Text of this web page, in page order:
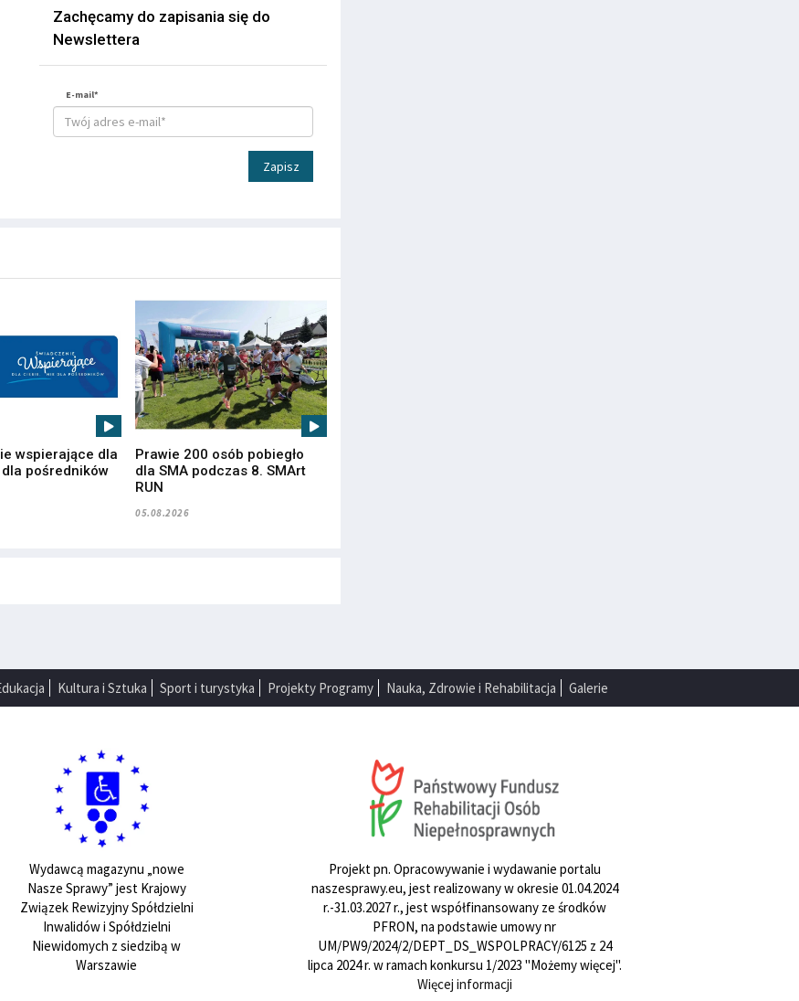
Zachęcamy do zapisania się do
Newslettera
E-mail*
Zapisz
wspierające dla
pośredników
Prawie 200 osób pobiegło
dla SMA podczas 8. SMArt
RUN
05.08.2026
Kultura i Sztuka Sport i turystyka Projekty Programy Nauka, Zdrowie i Rehabilitacja Galerie
Wydawcą magazynu „nowe
Nasze Sprawy” jest Krajowy
Związek Rewizyjny Spółdzielni
Inwalidów i Spółdzielni
Niewidomych z siedzibą w
Warszawie
Projekt pn. Opracowywanie i wydawanie portalu
naszesprawy.eu, jest realizowany w okresie 01.04.2024
r.-31.03.2027 r., jest współfinansowany ze środków
PFRON, na podstawie umowy nr
UM/PW9/2024/2/DEPT_DS_WSPOLPRACY/6125 z 24
lipca 2024 r. w ramach konkursu 1/2023 "Możemy więcej".
Więcej informacji